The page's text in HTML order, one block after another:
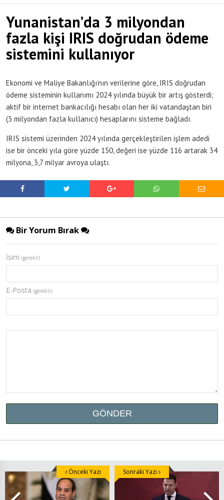
Yunanistan’da 3 milyondan
fazla kişi IRIS doğrudan ödeme
sistemini kullanıyor
Ekonomi ve Maliye Bakanlığı’nın verilerine göre, IRIS doğrudan
ödeme sisteminin kullanımı 2024 yılında büyük bir artış gösterdi;
aktif bir internet bankacılığı hesabı olan her iki vatandaştan biri
(3 milyondan fazla kullanıcı) hesaplarını sisteme bağladı.
IRIS sistemi üzerinden 2024 yılında gerçekleştirilen işlem adedi
ise bir önceki yıla göre yüzde 150, değeri ise yüzde 116 artarak 34
milyona, 3,7 milyar avroya ulaştı.
Bir Yorum Bırak
İsim (gerekli)
E-Posta (gerekli)
Önceki Yazı Sonraki Yazı